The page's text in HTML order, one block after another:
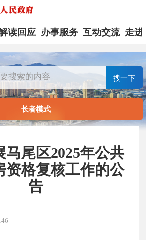
读回应 办事服务 互动交流 走进
搜一下
长者模式
马尾区2025年公共
资格复核工作的公
告